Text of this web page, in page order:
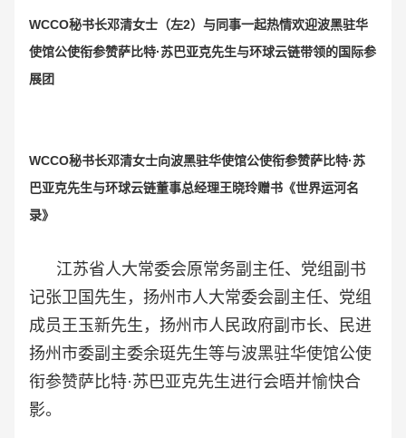
WCCO秘书长邓清女士（左2）与同事一起热情欢迎波黑驻华
使馆公使衔参赞萨比特·苏巴亚克先生与环球云链带领的国际参
展团
WCCO秘书长邓清女士向波黑驻华使馆公使衔参赞萨比特·苏
巴亚克先生与环球云链董事总经理王晓玲赠书《世界运河名
录》
江苏省人大常委会原常务副主任、党组副书
记张卫国先生，扬州市人大常委会副主任、党组
成员王玉新先生，扬州市人民政府副市长、民进
扬州市委副主委余珽先生等与波黑驻华使馆公使
衔参赞萨比特·苏巴亚克先生进行会晤并愉快合
影。